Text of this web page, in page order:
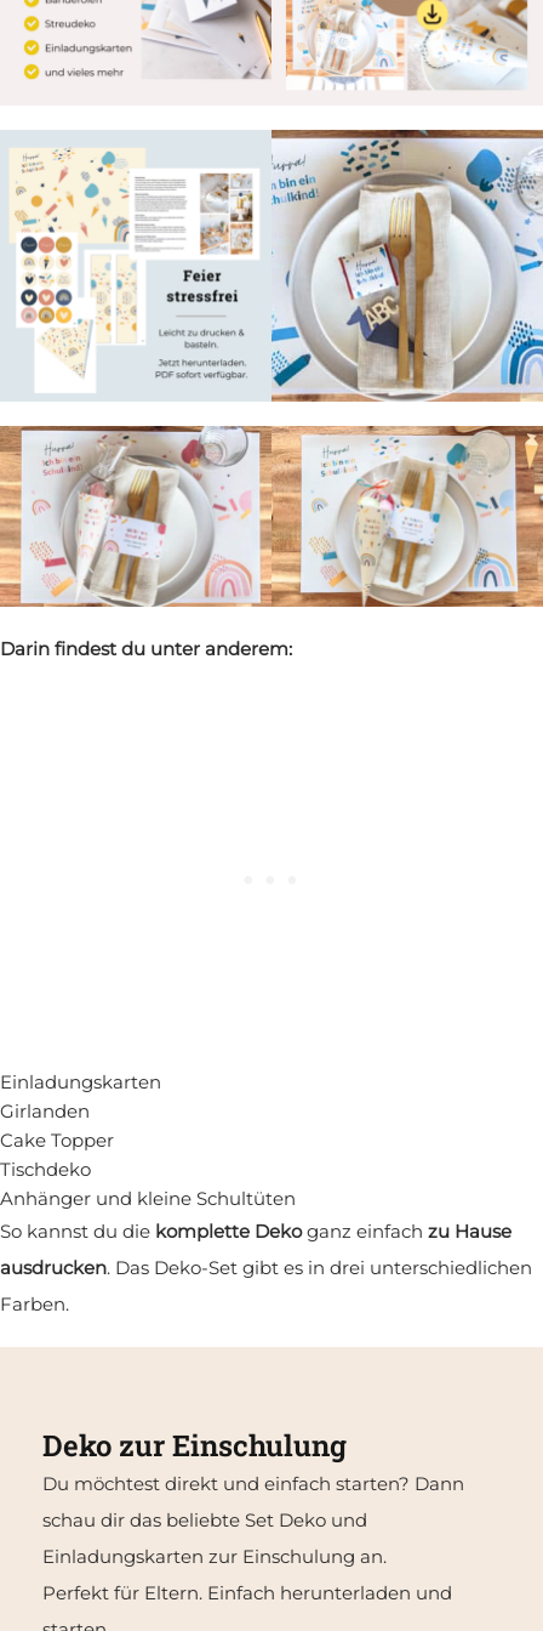
Darin findest du unter anderem:
Einladungskarten
Girlanden
Cake Topper
Tischdeko
Anhänger und kleine Schultüten
So kannst du die komplette Dekoganz einfach zu Hause
ausdrucken. Das Deko-Set gibt es in drei unterschiedlichen
Farben.
Deko zur Einschulung
Du möchtest direkt und einfach starten? Dann
schau dir das beliebte Set Deko und
Einladungskarten zur Einschulung an.
Perfekt für Eltern. Einfach herunterladen und